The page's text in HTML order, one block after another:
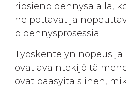
ripsienpidennysalalla,
helpottavat ja
pidennysprosessia.
Työskentelyn nopeus
ovat avaintekijöitä
ovat pääsyitä siihen,